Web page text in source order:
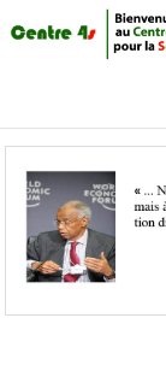
Acceuil
Articles
Intervieuw et